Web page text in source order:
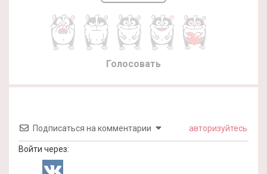
Голосовать
Подписаться на комментарии авторизуйтесь
Войти через: